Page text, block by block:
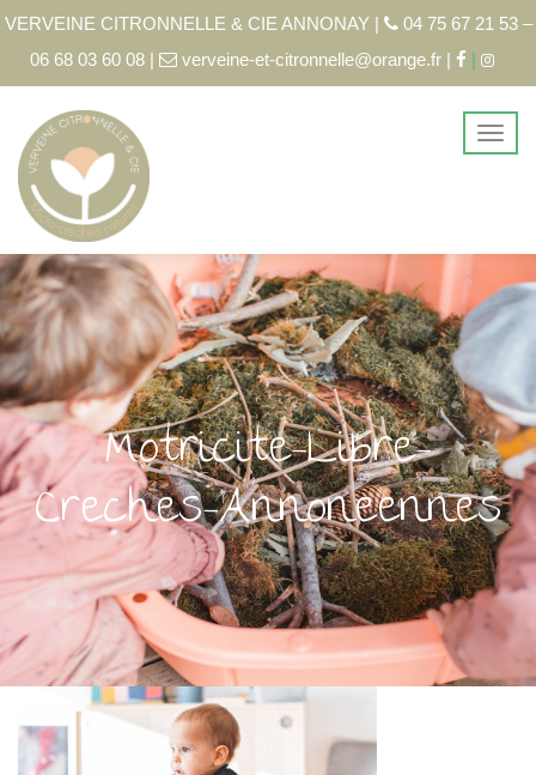
VERVEINE CITRONNELLE & CIE ANNONAY |
04 75 67 21 53 –
06 68 03 60 08 |
verveine-et-citronnelle@orange.fr | |
Motricite-Libre-
Creches-Annoneennes